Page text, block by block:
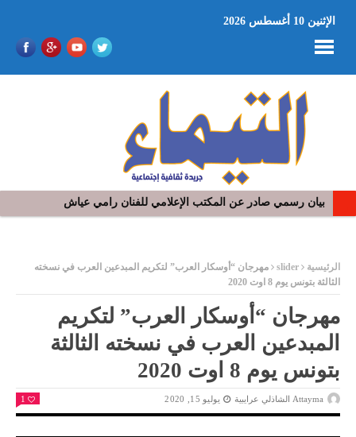
الإثنين 10 أغسطس 2026
بيان رسمي صادر عن المكتب الإعلامي للفنان رامي عياش
في افتتاح مهرجان بومخلوف الدولي: رؤوف ماهر يتالق و يشد الجمهور
الرئيسية slider
مهرجان “أوسكار العرب” لتكريم المبدعين العرب في نسخته
الثالثة بتونس يوم 8 اوت 2020
مهرجان “أوسكار العرب” لتكريم
المبدعين العرب في نسخته الثالثة
بتونس يوم 8 اوت 2020
Attayma الشاذلي عرايبية يوليو 15, 2020 1